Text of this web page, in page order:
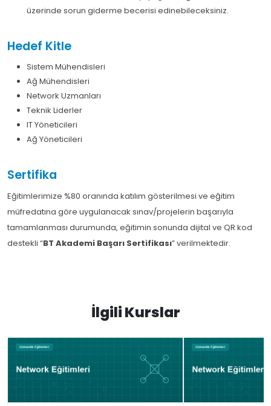
üzerinde sorun giderme becerisi edinebileceksiniz.
Hedef Kitle
Sistem Mühendisleri
Ağ Mühendisleri
Network Uzmanları
Teknik Liderler
IT Yöneticileri
Ağ Yöneticileri
Sertifika
Eğitimlerimize %80 oranında katılım gösterilmesi ve eğitim
müfredatına göre uygulanacak sınav/projelerin başarıyla
tamamlanması durumunda, eğitimin sonunda dijital ve QR kod
destekli “BT Akademi Başarı Sertifikası” verilmektedir.
İlgili Kurslar